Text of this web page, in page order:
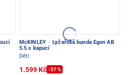
McKINLEY · Lyžařská bunda Egon AB
5.5 s kapucí
Děti
1.599 Kč -27 %